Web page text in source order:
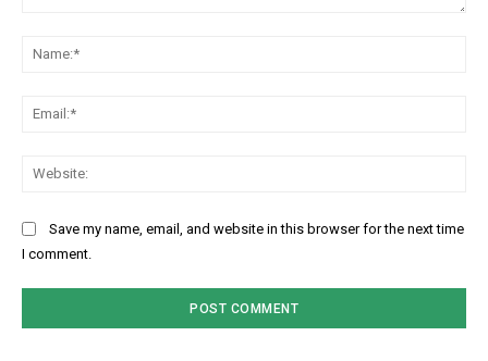
Save my name, email, and website in this browser for the next time
I comment.